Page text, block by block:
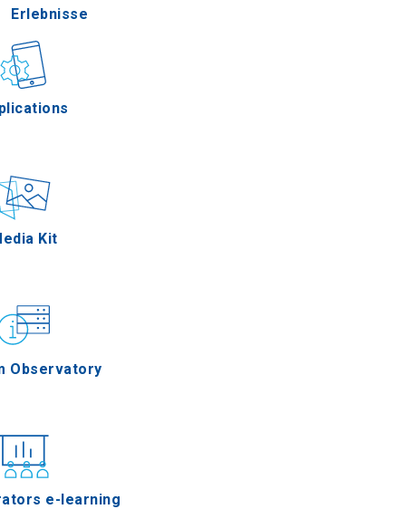
Gastronomie
Ereignisse
Kit
Observatory
e-learning
Erlebnisse